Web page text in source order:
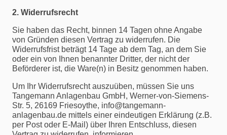
2. Widerrufsrecht
Sie haben das Recht, binnen 14 Tagen ohne Angabe
von Gründen diesen Vertrag zu widerrufen. Die
Widerrufsfrist beträgt 14 Tage ab dem Tag, an dem Sie
oder ein von Ihnen benannter Dritter, der nicht der
Beförderer ist, die Ware(n) in Besitz genommen haben.
Um Ihr Widerrufsrecht auszuüben, müssen Sie uns
Tangemann Anlagenbau GmbH, Werner-von-Siemens-
Str. 5, 26169 Friesoythe, info@tangemann-
anlagenbau.de mittels einer eindeutigen Erklärung (z.B.
per Post oder E-Mail) über Ihren Entschluss, diesen